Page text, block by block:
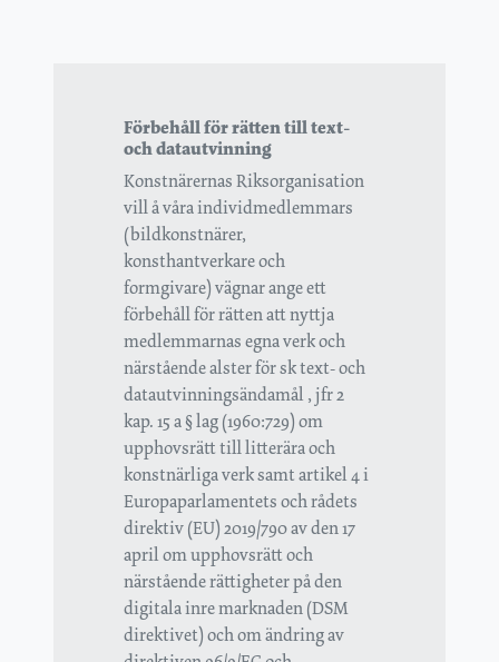
Förbehåll för rätten till text-
och datautvinning
Konstnärernas Riksorganisation
vill å våra individmedlemmars
(bildkonstnärer,
konsthantverkare och
formgivare) vägnar ange ett
förbehåll för rätten att nyttja
medlemmarnas egna verk och
närstående alster för sk text- och
datautvinningsändamål , jfr 2
kap. 15 a § lag (1960:729) om
upphovsrätt till litterära och
konstnärliga verk samt artikel 4 i
Europaparlamentets och rådets
direktiv (EU) 2019/790 av den 17
april om upphovsrätt och
närstående rättigheter på den
digitala inre marknaden (DSM
direktivet) och om ändring av